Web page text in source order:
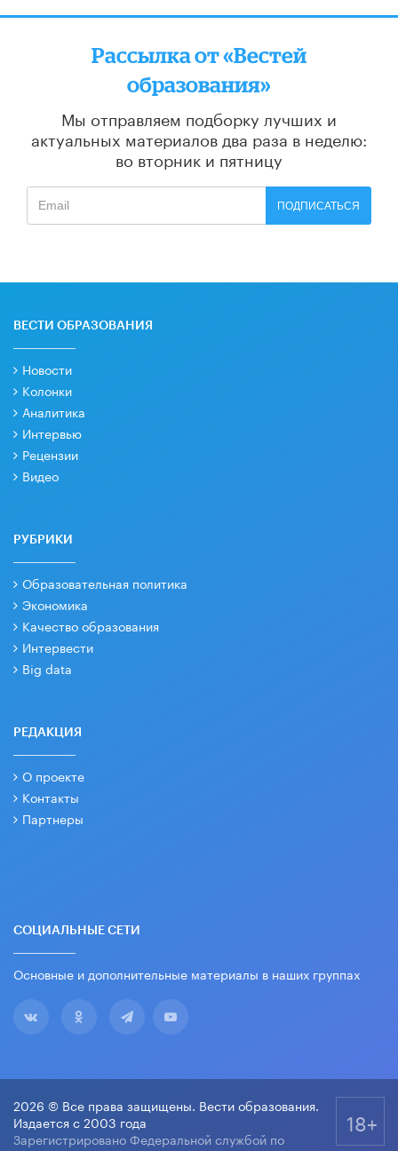
Рассылка от «Вестей
образования»
Мы отправляем подборку лучших и
актуальных материалов два раза в неделю:
во вторник и пятницу
ПОДПИСАТЬСЯ
ВЕСТИ ОБРАЗОВАНИЯ
Новости
Колонки
Аналитика
Интервью
Рецензии
Видео
РУБРИКИ
Образовательная политика
Экономика
Качество образования
Интервести
Big data
РЕДАКЦИЯ
О проекте
Контакты
Партнеры
СОЦИАЛЬНЫЕ СЕТИ
Основные и дополнительные материалы в наших группах
2026 © Все права защищены. Вести образования.
Издается с 2003 года
Зарегистрировано Федеральной службой по
18+